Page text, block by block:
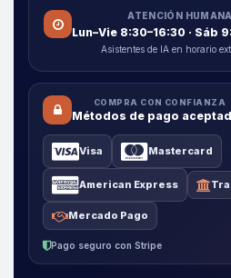
ATENCIÓN HUMANA
Lun–Vie 8:30–16:30 · Sáb
Asistentes de IA en horario
COMPRA CON CONFIANZA
Métodos de pago
Visa Mastercard
American Express
Mercado Pago
Pago seguro con Stripe